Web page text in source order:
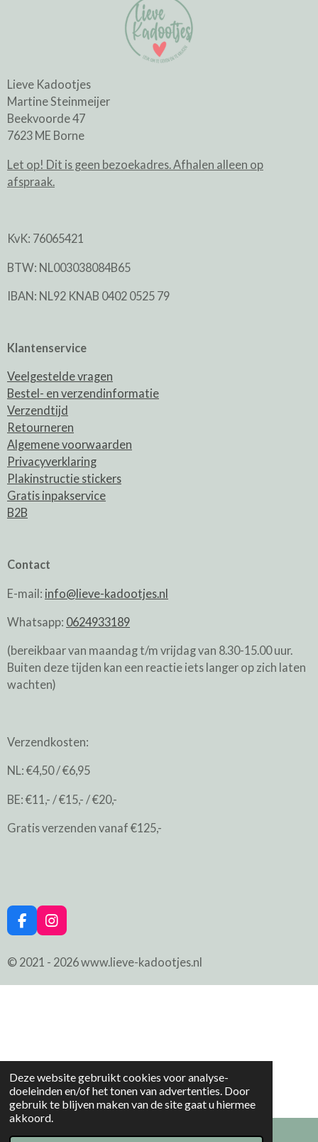
Deze website gebruikt cookies voor analyse-
doeleinden en/of het tonen van advertenties. Door
gebruik te blijven maken van de site gaat u hiermee
akkoord.
Lieve Kadootjes
Martine Steinmeijer
Beekvoorde 47
7623 ME Borne
Let op! Dit is geen bezoekadres. Afhalen alleen op
afspraak.
KvK: 76065421
BTW: NL003038084B65
IBAN: NL92 KNAB 0402 0525 79
Klantenservice
Veelgestelde vragen
Bestel- en verzendinformatie
Verzendtijd
Retourneren
Algemene voorwaarden
Privacyverklaring
Plakinstructie stickers
Gratis inpakservice
B2B
Contact
E-mail: info@lieve-kadootjes.nl
Whatsapp: 0624933189
(bereikbaar van maandag t/m vrijdag van 8.30-15.00 uur.
Buiten deze tijden kan een reactie iets langer op zich laten
wachten)
Verzendkosten:
NL: €4,50 / €6,95
BE: €11,- / €15,- / €20,-
Gratis verzenden vanaf €125,-
F
a
e
I
n
t
© 2021 - 2026 www.lieve-kadootjes.nl